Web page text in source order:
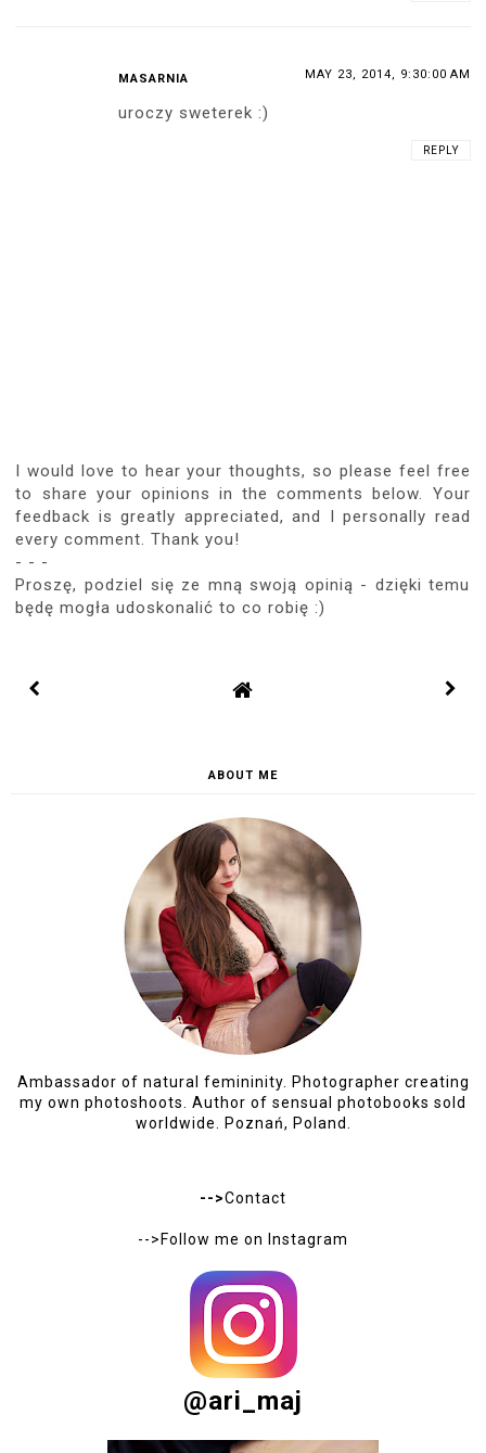
MASARNIA MAY 23, 2014, 9:30:00 AM
uroczy sweterek :)
REPLY
I would love to hear your thoughts, so please feel free
to share your opinions in the comments below. Your
feedback is greatly appreciated, and I personally read
every comment. Thank you!
- - -
Proszę, podziel się ze mną swoją opinią - dzięki temu
będę mogła udoskonalić to co robię :)
ABOUT ME
Ambassador of natural femininity. Photographer creating
my own photoshoots. Author of sensual photobooks sold
worldwide. Poznań, Poland.
-->Contact
-->Follow me on Instagram
@ari_maj